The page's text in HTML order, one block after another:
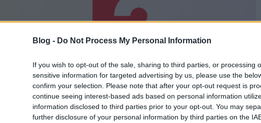
Blog - Do Not Process My Personal Information
If you wish to opt-out of the sale, sharing to third parties, or processing
sensitive information for targeted advertising by us, please use the
confirm your selection. Please note that after your opt-out request is
continue seeing interest-based ads based on personal information
information disclosed to third parties prior to your opt-out. You may
further disclosure of your personal information by third parties on the
Hétfőtől, azaz pünkösdhétfőtől új részeket a Kincsvadászokból a TV2 -
ezt a tévétársaság jelentette be közleményében.
Mindez azért érdekes, mert pár hete mégúgy tűnt, a csatornán mától